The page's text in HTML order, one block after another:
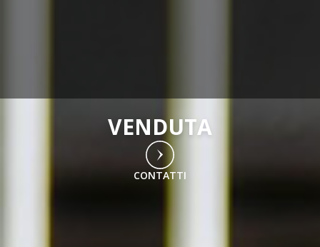
VENDUTA
CONTATTI